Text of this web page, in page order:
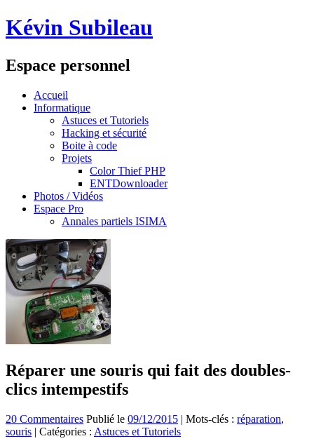
Kévin Subileau
Espace personnel
Accueil
Informatique
Astuces et Tutoriels
Hacking et sécurité
Boite à code
Projets
Color Thief PHP
ENTDownloader
Photos / Vidéos
Espace Pro
Annales partiels ISIMA
Réparer une souris qui fait des doubles-
clics intempestifs
20 Commentaires Publié le 09/12/2015 | Mots-clés : réparation,
souris | Catégories : Astuces et Tutoriels